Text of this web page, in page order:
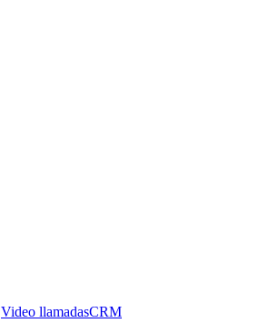
Video llamadasCRM